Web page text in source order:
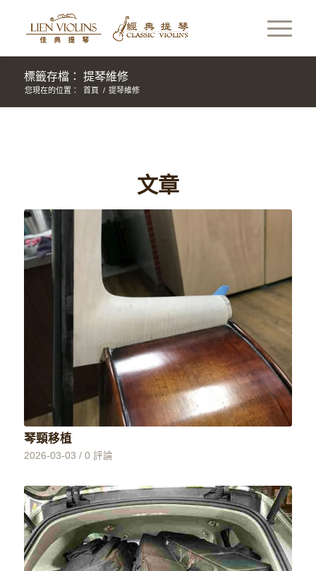
標籤存檔： 提琴維修
您現在的位置： 首頁 / 提琴維修
文章
琴頸移植
2026-03-03 / 0 評論